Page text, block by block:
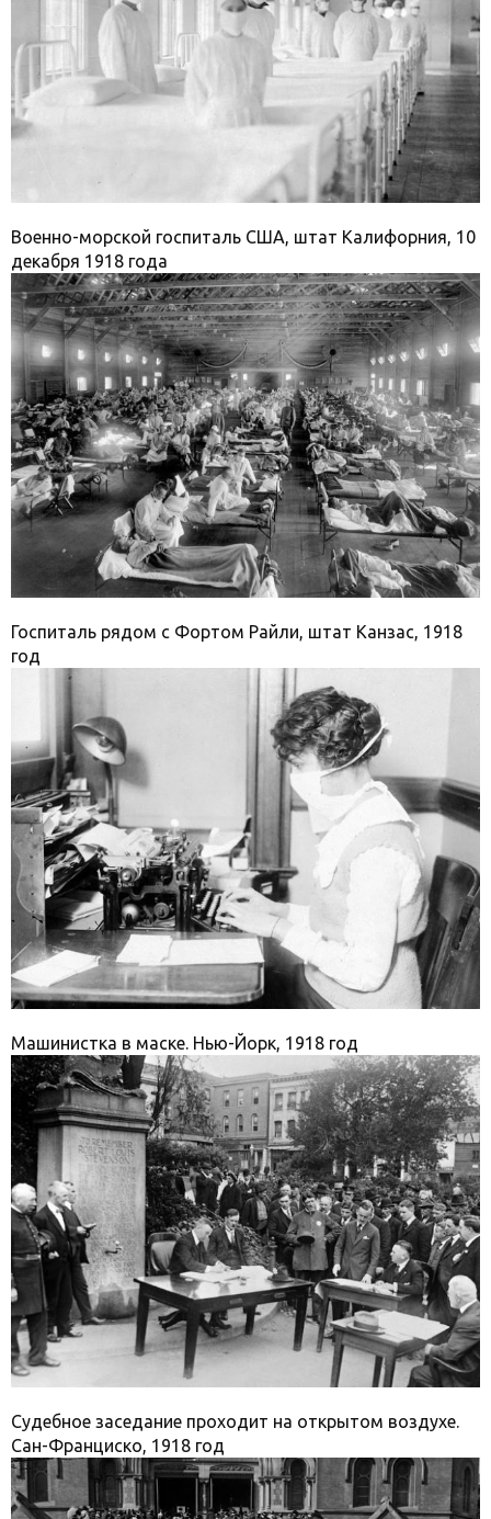
Военно-морской госпиталь США, штат Калифорния, 10
декабря 1918 года
Госпиталь рядом с Фортом Райли, штат Канзас, 1918
год
Машинистка в маске. Нью-Йорк, 1918 год
Судебное заседание проходит на открытом воздухе.
Сан-Франциско, 1918 год